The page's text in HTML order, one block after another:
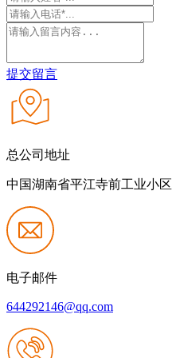
提交留言
总公司地址
中国湖南省平江寺前工业小区
电子邮件
644292146@qq.com